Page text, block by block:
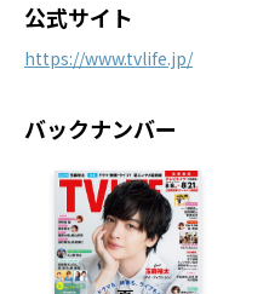
公式サイト
https://www.tvlife.jp/
バックナンバー